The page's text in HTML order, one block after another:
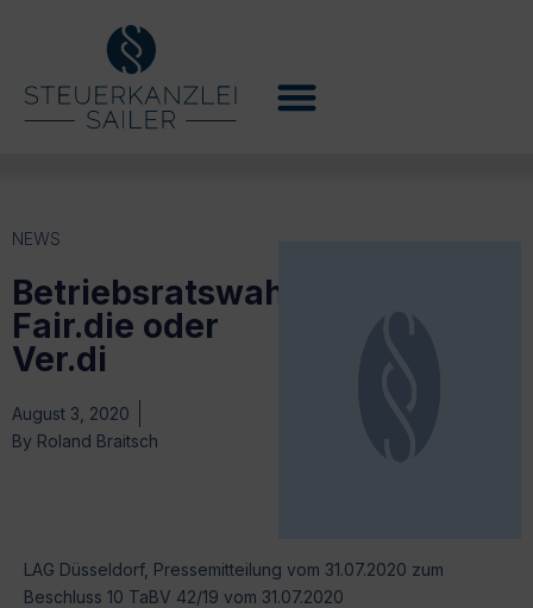
NEWS
Betriebsratswahl:
Fair.die oder
Ver.di
August 3, 2020
By Roland Braitsch
LAG Düsseldorf, Pressemitteilung vom 31.07.2020 zum
Beschluss 10 TaBV 42/19 vom 31.07.2020